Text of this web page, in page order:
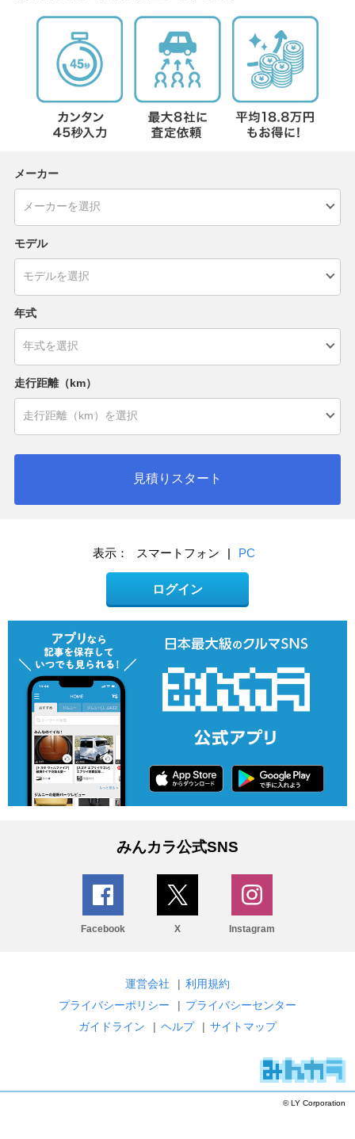
メーカー
モデル
年式
走行距離（km）
見積りスタート
表示： スマートフォン | PC
ログイン
みんカラ公式SNS
Facebook X Instagram
運営会社 | 利用規約
プライバシーポリシー
| プライバシーセンター
ガイドライン
| ヘルプ | サイトマップ
© LY Corporation